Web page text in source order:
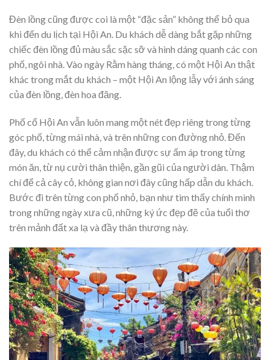
Đèn lồng cũng được coi là một “đặc sản” không thể bỏ qua
khi đến du lịch tại Hội An. Du khách dễ dàng bắt gặp những
chiếc đèn lồng đủ màu sắc sặc sỡ và hình dáng quanh các con
phố, ngôi nhà. Vào ngày Rằm hàng tháng, có một Hội An thật
khác trong mắt du khách – một Hội An lộng lẫy với ánh sáng
của đèn lồng, đèn hoa đăng.
Phố cổ Hội An vẫn luôn mang một nét đẹp riêng trong từng
góc phố, từng mái nhà, và trên những con đường nhỏ. Đến
đây, du khách có thể cảm nhận được sự ấm áp trong từng
món ăn, từ nụ cười thân thiện, gần gũi của người dân. Thậm
chí để cả cây cỏ, không gian nơi đây cũng hấp dẫn du khách.
Bước đi trên từng con phố nhỏ, bạn như tìm thấy chính mình
trong những ngày xưa cũ, những ký ức đẹp đẽ của tuổi thơ
trên mảnh đất xa lạ và đầy thân thương này.